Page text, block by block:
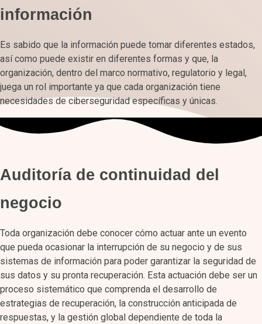
información
Es sabido que la información puede tomar diferentes estados,
así como puede existir en diferentes formas y que, la
organización, dentro del marco normativo, regulatorio y legal,
juega un rol importante ya que cada organización tiene
necesidades de ciberseguridad específicas y únicas.
Auditoría de continuidad del
negocio
Toda organización debe conocer cómo actuar ante un evento
que pueda ocasionar la interrupción de su negocio y de sus
sistemas de información para poder garantizar la seguridad de
sus datos y su pronta recuperación. Esta actuación debe ser un
proceso sistemático que comprenda el desarrollo de
estrategias de recuperación, la construcción anticipada de
respuestas, y la gestión global dependiente de toda la